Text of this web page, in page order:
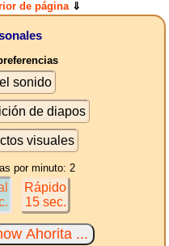
de página⇓
sonido
de diapos
visuales
por minuto: 2
Rápido
15 sec.